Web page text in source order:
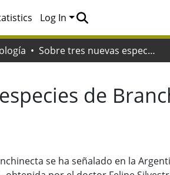
Log In
Sobre tres nuevas especies de Branchinecta de la Patagonia [Phyllopoda]
de
se ha señalado en la